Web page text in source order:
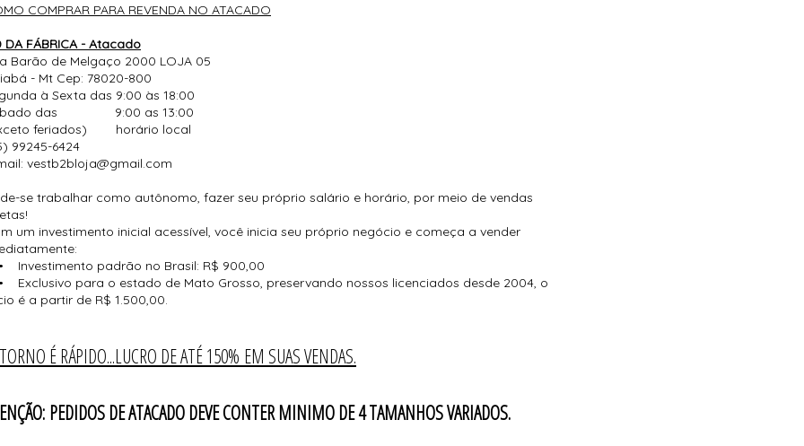
COMPRAR PARA REVENDA NO ATACADO
DA FÁBRICA - Atacado
Barão de Melgaço 2000 LOJA 05
- Mt Cep: 78020-800
à Sexta das 9:00 às 18:00
das 9:00 as 13:00
feriados) horário local
99245-6424
vestb2bloja@gmail.com
se trabalhar como autônomo, fazer seu próprio salário e horário, por meio de vendas
um investimento inicial acessível, você inicia seu próprio negócio e começa a vender
Investimento padrão no Brasil: R$ 900,00
Exclusivo para o estado de Mato Grosso, preservando nossos licenciados desde 2004, o
é a partir de R$ 1.500,00.
É RÁPIDO...LUCRO DE ATÉ 150% EM SUAS VENDAS.
PEDIDOS DE ATACADO DEVE CONTER MINIMO DE 4 TAMANHOS VARIADOS.